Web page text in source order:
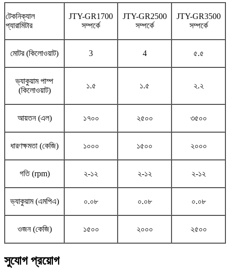
টেকনিক্যাল
প্যারামিটার
JTY-GR1700
সম্পর্কে
JTY-GR2500
সম্পর্কে
JTY-GR3500
সম্পর্কে
মোটর (কিলোওয়াট) 3 4 ৫.৫
ভ্যাকুয়াম পাম্প
(কিলোওয়াট)
১.৫ ১.৫ ২.২
আয়তন (এল) ১৭০০ ২৫০০ ৩৫০০
ধারণক্ষমতা (কেজি) ১০০০ ১৫০০ ২০০০
গতি (rpm) ২-১২ ২-১২ ২-১২
ভ্যাকুয়াম (এমপিএ) ০.০৮ ০.০৮ ০.০৮
ওজন (কেজি) ১৫০০ ২০০০ ২৫০০
সুযোগ প্রয়োগ